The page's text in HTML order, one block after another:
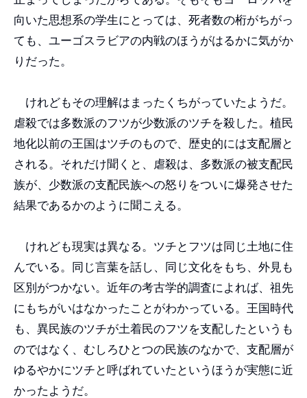
向いた思想系の学生にとっては、死者数の桁がちがっ
ても、ユーゴスラビアの内戦のほうがはるかに気がか
りだった。
けれどもその理解はまったくちがっていたようだ。
虐殺では多数派のフツが少数派のツチを殺した。植民
地化以前の王国はツチのもので、歴史的には支配層と
される。それだけ聞くと、虐殺は、多数派の被支配民
族が、少数派の支配民族への怒りをついに爆発させた
結果であるかのように聞こえる。
けれども現実は異なる。ツチとフツは同じ土地に住
んでいる。同じ言葉を話し、同じ文化をもち、外見も
区別がつかない。近年の考古学的調査によれば、祖先
にもちがいはなかったことがわかっている。王国時代
も、異民族のツチが土着民のフツを支配したというも
のではなく、むしろひとつの民族のなかで、支配層が
ゆるやかにツチと呼ばれていたというほうが実態に近
かったようだ。